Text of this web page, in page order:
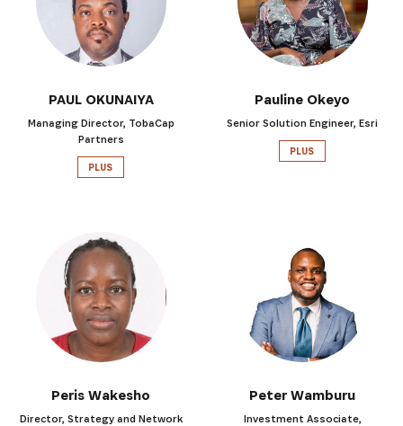
PAUL OKUNAIYA
Managing Director, TobaCap
Partners
PLUS
Pauline Okeyo
Senior Solution Engineer, Esri
PLUS
Peris Wakesho
Director, Strategy and Network
Peter Wamburu
Investment Associate,